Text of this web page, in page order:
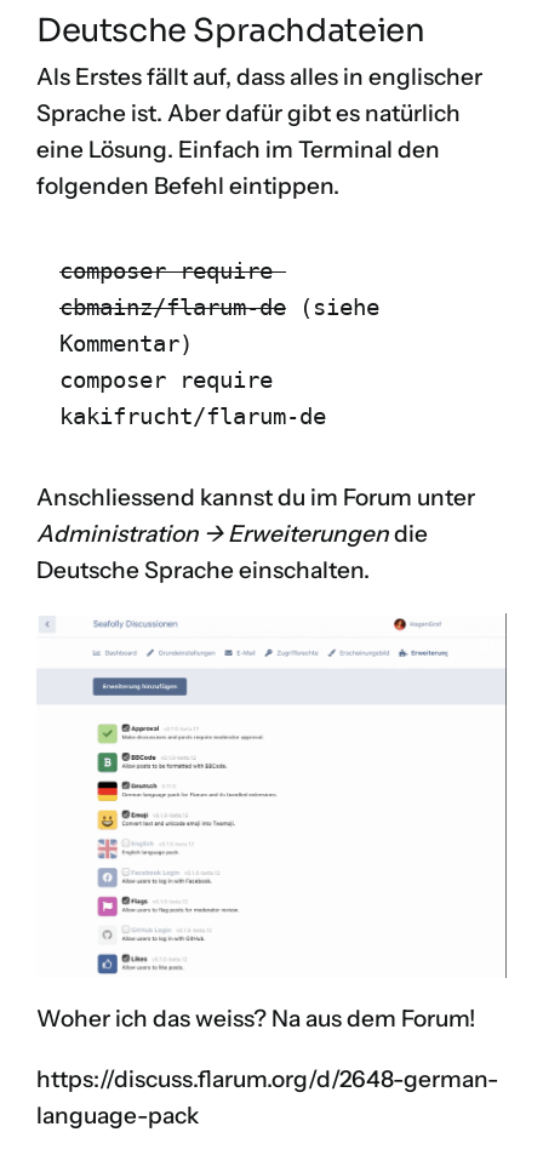
Deutsche Sprachdateien
Als Erstes fällt auf, dass alles in englischer
Sprache ist. Aber dafür gibt es natürlich
eine Lösung. Einfach im Terminal den
folgenden Befehl eintippen.
composer require
cbmainz/flarum-de (siehe
Kommentar)
composer require
kakifrucht/flarum-de
Anschliessend kannst du im Forum unter
Administration -> Erweiterungendie
Deutsche Sprache einschalten.
Woher ich das weiss? Na aus dem Forum!
https://discuss.flarum.org/d/2648-german-
language-pack